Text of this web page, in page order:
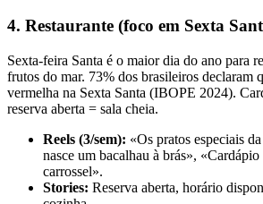
4. Restaurante (foco em Sexta
Sexta-feira Santa é o maior dia do ano para
frutos do mar. 73% dos brasileiros declaram
vermelha na Sexta Santa (IBOPE 2024).
reserva aberta = sala cheia.
Reels (3/sem): «Os pratos especiais
nasce um bacalhau à brás»,
carrossel».
Stories: Reserva aberta, horário